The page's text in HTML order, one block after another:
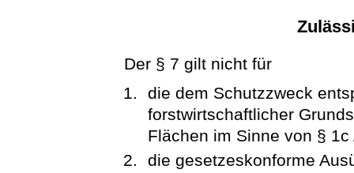
Der § 7 gilt nicht für
die dem Schutzzweck
forstwirtschaftlicher
Flächen im Sinne von §
die gesetzeskonforme